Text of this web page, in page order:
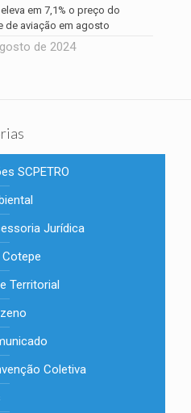
em 7,1% o preço do
de aviação em agosto
de 2024
SCPETRO
Jurídica
Territorial
Coletiva